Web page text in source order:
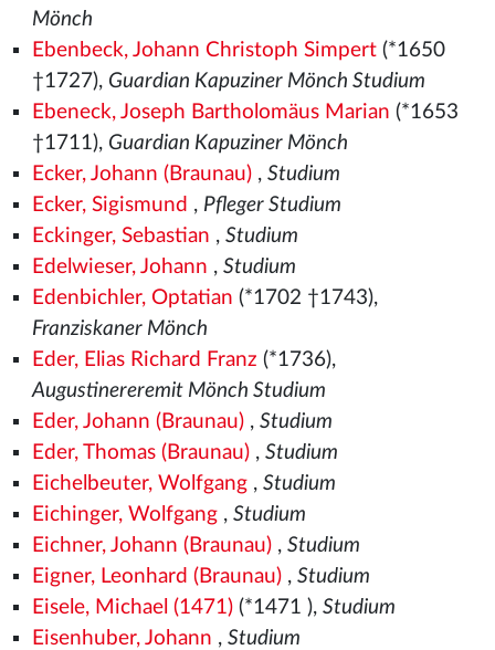
Mönch
Ebenbeck, Johann Christoph Simpert(*1650
†1727), Guardian Kapuziner Mönch Studium
Ebeneck, Joseph Bartholomäus Marian (*1653
†1711), Guardian Kapuziner Mönch
Ecker, Johann (Braunau), Studium
Ecker, Sigismund , Pfleger Studium
Eckinger, Sebastian , Studium
Edelwieser, Johann , Studium
Edenbichler, Optatian (*1702 †1743),
Franziskaner Mönch
Eder, Elias Richard Franz (*1736),
Augustinereremit Mönch Studium
Eder, Johann (Braunau), Studium
Eder, Thomas (Braunau), Studium
Eichelbeuter, Wolfgang, Studium
Eichinger, Wolfgang, Studium
Eichner, Johann (Braunau), Studium
Eigner, Leonhard (Braunau), Studium
Eisele, Michael (1471)(*1471 ), Studium
Eisenhuber, Johann , Studium